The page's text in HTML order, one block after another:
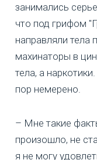
занимались
что под грифом
направляли тела
махинаторы в
тела, а
пор немерено.
– Мне такие
произошло, не
я не могу